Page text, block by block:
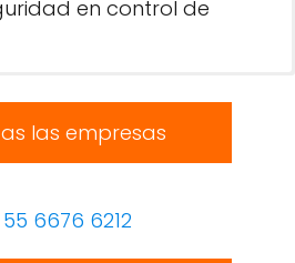
en control de
las empresas
6676 6212